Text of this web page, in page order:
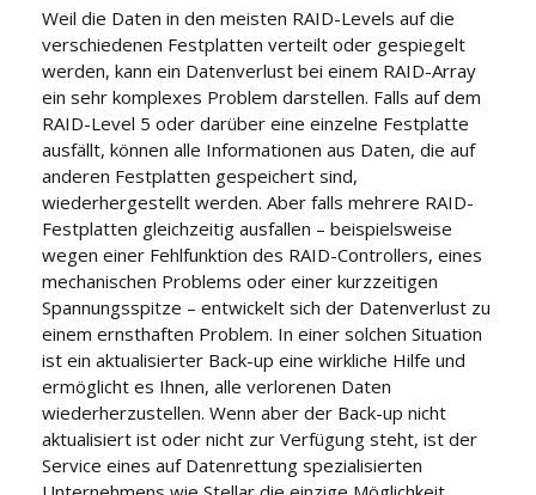
Weil die Daten in den meisten RAID-Levels auf die
verschiedenen Festplatten verteilt oder gespiegelt
werden, kann ein Datenverlust bei einem RAID-Array
ein sehr komplexes Problem darstellen. Falls auf dem
RAID-Level 5 oder darüber eine einzelne Festplatte
ausfällt, können alle Informationen aus Daten, die auf
anderen Festplatten gespeichert sind,
wiederhergestellt werden. Aber falls mehrere RAID-
Festplatten gleichzeitig ausfallen – beispielsweise
wegen einer Fehlfunktion des RAID-Controllers, eines
mechanischen Problems oder einer kurzzeitigen
Spannungsspitze – entwickelt sich der Datenverlust zu
einem ernsthaften Problem. In einer solchen Situation
ist ein aktualisierter Back-up eine wirkliche Hilfe und
ermöglicht es Ihnen, alle verlorenen Daten
wiederherzustellen. Wenn aber der Back-up nicht
aktualisiert ist oder nicht zur Verfügung steht, ist der
Service eines auf Datenrettung spezialisierten